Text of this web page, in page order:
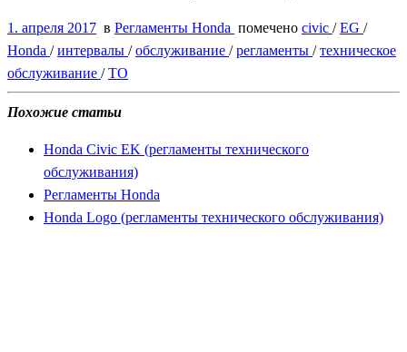
1. апреля 2017 в Регламенты Honda помечено civic /EG /
Honda /интервалы /обслуживание /регламенты /техническое
обслуживание /ТО
Похожие статьи
Honda Civic EK (регламенты технического
обслуживания)
Регламенты Honda
Honda Logo (регламенты технического обслуживания)